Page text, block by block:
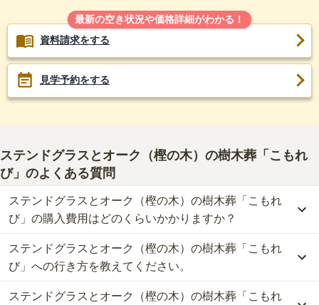
最新の空き状況や価格詳細がわかる！
資料請求をする
見学予約をする
ステンドグラスとオーク（樫の木）の樹木葬「こもれ
び」 のよくある質問
ステンドグラスとオーク（樫の木）の樹木葬「こもれ
び」の購入費用はどのくらいかかりますか？
ステンドグラスとオーク（樫の木）の樹木葬「こもれび」では、樹
木葬が約129.8万円からお求めいただけます。
なお、ステンドグラスとオーク（樫の木）の樹木葬「こもれび」が
ある岡山県の相場は、樹木葬が約68万円です。
ステンドグラスとオーク（樫の木）の樹木葬「こもれ
び」への行き方を教えてください。
公共交通機関の場合、JR東岡山駅からタクシーで約7分です。
ステンドグラスとオーク（樫の木）の樹木葬「こもれ